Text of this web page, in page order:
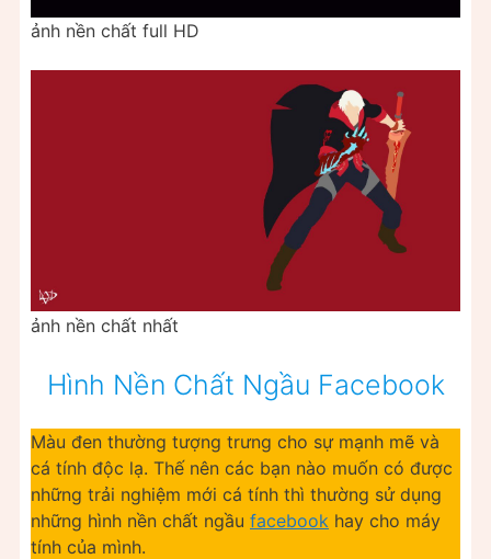
ảnh nền chất full HD
ảnh nền chất nhất
Hình Nền Chất Ngầu Facebook
Màu đen thường tượng trưng cho sự mạnh mẽ và
cá tính độc lạ. Thế nên các bạn nào muốn có được
những trải nghiệm mới cá tính thì thường sử dụng
những hình nền chất ngầu facebook hay cho máy
tính của mình.